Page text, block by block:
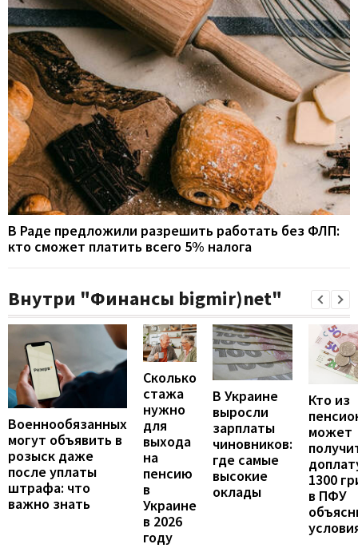
В Раде предложили разрешить работать без ФЛП:
кто сможет платить всего 5% налога
Внутри "Финансы bigmir)net"
Военнообязанных
могут объявить в
розыск даже
после уплаты
штрафа: что
важно знать
Сколько
стажа
нужно
для
выхода
на
пенсию
в
Украине
в 2026
году
В Украине
выросли
зарплаты
чиновников:
где самые
высокие
оклады
Кто из
может
1300
в ПФУ